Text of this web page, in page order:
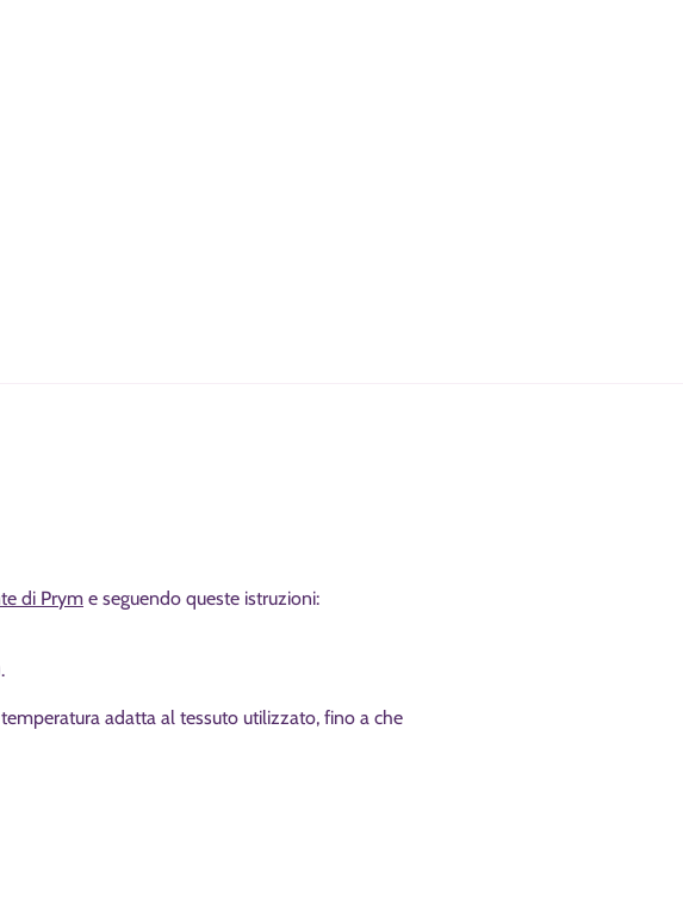
di Prym e seguendo queste istruzioni:
adatta al tessuto utilizzato, fino a che